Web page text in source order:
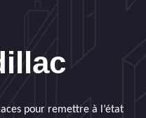
pour remettre à l’état